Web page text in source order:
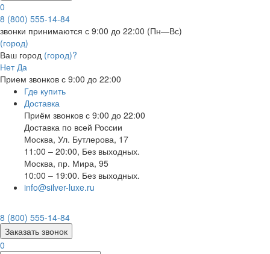
0
8 (800) 555-14-84
звонки принимаются с 9:00 до 22:00 (Пн—Вс)
(город)
Ваш город (город)?
Нет Да
Прием звонков с 9:00 до 22:00
Где купить
Доставка
Приём звонков с 9:00 до 22:00
Доставка по всей России
Москва, Ул. Бутлерова, 17
11:00 – 20:00, Без выходных.
Москва, пр. Мира, 95
10:00 – 19:00. Без выходных.
info@silver-luxe.ru
8 (800) 555-14-84
Заказать звонок
0